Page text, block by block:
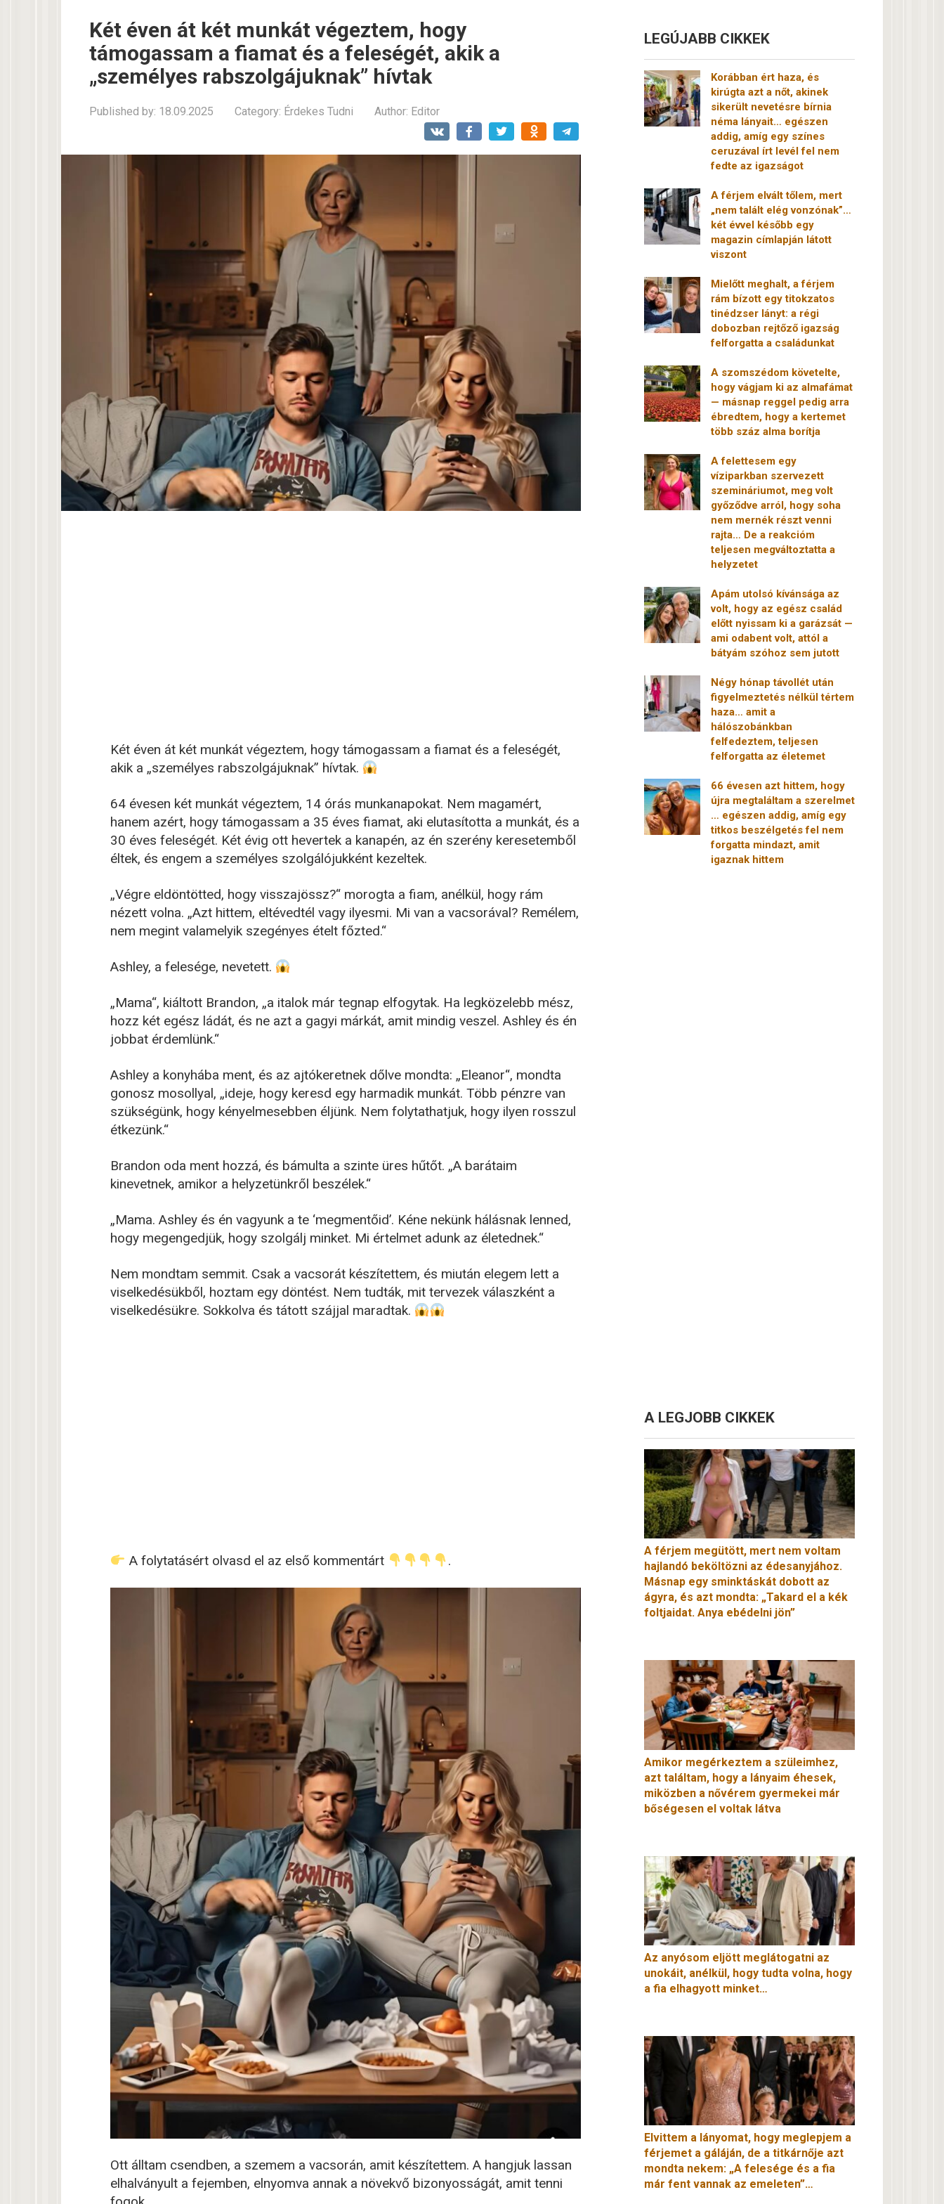
Két éven át két munkát végeztem, hogy
támogassam a fiamat és a feleségét, akik a
„személyes rabszolgájuknak” hívtak
Published by: 18.09.2025 Category: Érdekes Tudni Author: Editor
Két éven át két munkát végeztem, hogy támogassam a fiamat és a feleségét,
akik a „személyes rabszolgájuknak” hívtak.
64 évesen két munkát végeztem, 14 órás munkanapokat. Nem magamért,
hanem azért, hogy támogassam a 35 éves fiamat, aki elutasította a munkát, és a
30 éves feleségét. Két évig ott hevertek a kanapén, az én szerény keresetemből
éltek, és engem a személyes szolgálójukként kezeltek.
„Végre eldöntötted, hogy visszajössz?“ morogta a fiam, anélkül, hogy rám
nézett volna. „Azt hittem, eltévedtél vagy ilyesmi. Mi van a vacsorával? Remélem,
nem megint valamelyik szegényes ételt főzted.“
Ashley, a felesége, nevetett.
„Mama“, kiáltott Brandon, „a italok már tegnap elfogytak. Ha legközelebb mész,
hozz két egész ládát, és ne azt a gagyi márkát, amit mindig veszel. Ashley és én
jobbat érdemlünk.“
Ashley a konyhába ment, és az ajtókeretnek dőlve mondta: „Eleanor“, mondta
gonosz mosollyal, „ideje, hogy keresd egy harmadik munkát. Több pénzre van
szükségünk, hogy kényelmesebben éljünk. Nem folytathatjuk, hogy ilyen rosszul
étkezünk.“
Brandon oda ment hozzá, és bámulta a szinte üres hűtőt. „A barátaim
kinevetnek, amikor a helyzetünkről beszélek.“
„Mama. Ashley és én vagyunk a te ‘megmentőid’. Kéne nekünk hálásnak lenned,
hogy megengedjük, hogy szolgálj minket. Mi értelmet adunk az életednek.“
Nem mondtam semmit. Csak a vacsorát készítettem, és miután elegem lett a
viselkedésükből, hoztam egy döntést. Nem tudták, mit tervezek válaszként a
viselkedésükre. Sokkolva és tátott szájjal maradtak.
A folytatásért olvasd el az első kommentárt .
Ott álltam csendben, a szemem a vacsorán, amit készítettem. A hangjuk lassan
elhalványult a fejemben, elnyomva annak a növekvő bizonyosságát, amit tenni
LEGÚJABB CIKKEK
Korábban ért haza, és
kirúgta azt a nőt, akinek
sikerült nevetésre bírnia
néma lányait… egészen
addig, amíg egy színes
ceruzával írt levél fel nem
fedte az igazságot
A férjem elvált tőlem, mert
„nem talált elég vonzónak”…
két évvel később egy
magazin címlapján látott
viszont
Mielőtt meghalt, a férjem
rám bízott egy titokzatos
tinédzser lányt: a régi
dobozban rejtőző igazság
felforgatta a családunkat
A szomszédom követelte,
hogy vágjam ki az almafámat
— másnap reggel pedig arra
ébredtem, hogy a kertemet
több száz alma borítja
A felettesem egy
víziparkban szervezett
szemináriumot, meg volt
győződve arról, hogy soha
nem mernék részt venni
rajta… De a reakcióm
teljesen megváltoztatta a
helyzetet
Apám utolsó kívánsága az
volt, hogy az egész család
előtt nyissam ki a garázsát —
ami odabent volt, attól a
bátyám szóhoz sem jutott
Négy hónap távollét után
figyelmeztetés nélkül tértem
haza… amit a
hálószobánkban
felfedeztem, teljesen
felforgatta az életemet
66 évesen azt hittem, hogy
újra megtaláltam a szerelmet
… egészen addig, amíg egy
titkos beszélgetés fel nem
forgatta mindazt, amit
igaznak hittem
A LEGJOBB CIKKEK
A férjem megütött, mert nem voltam
hajlandó beköltözni az édesanyjához.
Másnap egy sminktáskát dobott az
ágyra, és azt mondta: „Takard el a kék
foltjaidat. Anya ebédelni jön”
Amikor megérkeztem a szüleimhez,
azt találtam, hogy a lányaim éhesek,
miközben a nővérem gyermekei már
bőségesen el voltak látva
Az anyósom eljött meglátogatni az
unokáit, anélkül, hogy tudta volna, hogy
a fia elhagyott minket…
Elvittem a lányomat, hogy meglepjem a
férjemet a gáláján, de a titkárnője azt
mondta nekem: „A felesége és a fia
már fent vannak az emeleten”…